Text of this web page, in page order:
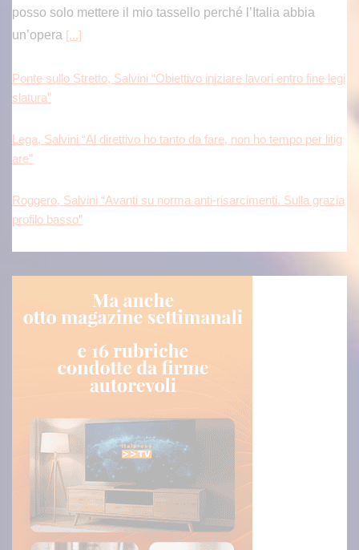
posso solo mettere il mio tassello perché l’Italia abbia
un’opera [...]
Ponte sullo Stretto, Salvini “Obiettivo iniziare lavori entro fine legi
slatura”
Lega, Salvini “Al direttivo ho tanto da fare, non ho tempo per litig
are”
Roggero, Salvini “Avanti su norma anti-risarcimenti. Sulla grazia
profilo basso”